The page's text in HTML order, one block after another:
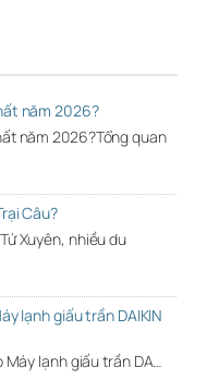
năm 2026?
năm 2026?Tổng quan
Câu?
Xuyên, nhiều du
lạnh giấu trần DAIKIN
lạnh giấu trần DA…